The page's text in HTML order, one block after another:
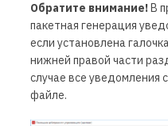
Обратите внимание! В
пакетная генерация
если установлена
нижней правой части
случае все
файле.